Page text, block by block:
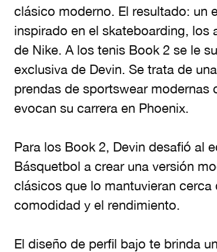
clásico moderno. El resultado: un
inspirado en el skateboarding,
de Nike. A los tenis Book 2 se le
exclusiva de Devin. Se trata de
prendas de sportswear
evocan su carrera en Phoenix.
Para los Book 2, Devin desafió al
Básquetbol a crear una versión
clásicos que lo mantuvieran
comodidad y el rendimiento.
El diseño de perfil bajo te brinda